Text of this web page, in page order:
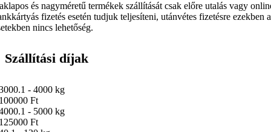
és nagyméretű termékek szállítását csak előre utalás vagy
fizetés esetén tudjuk teljesíteni, utánvétes fizetésre ezekben
nincs lehetőség.
Szállítási díjak
- 4000 kg
Ft
- 5000 kg
Ft